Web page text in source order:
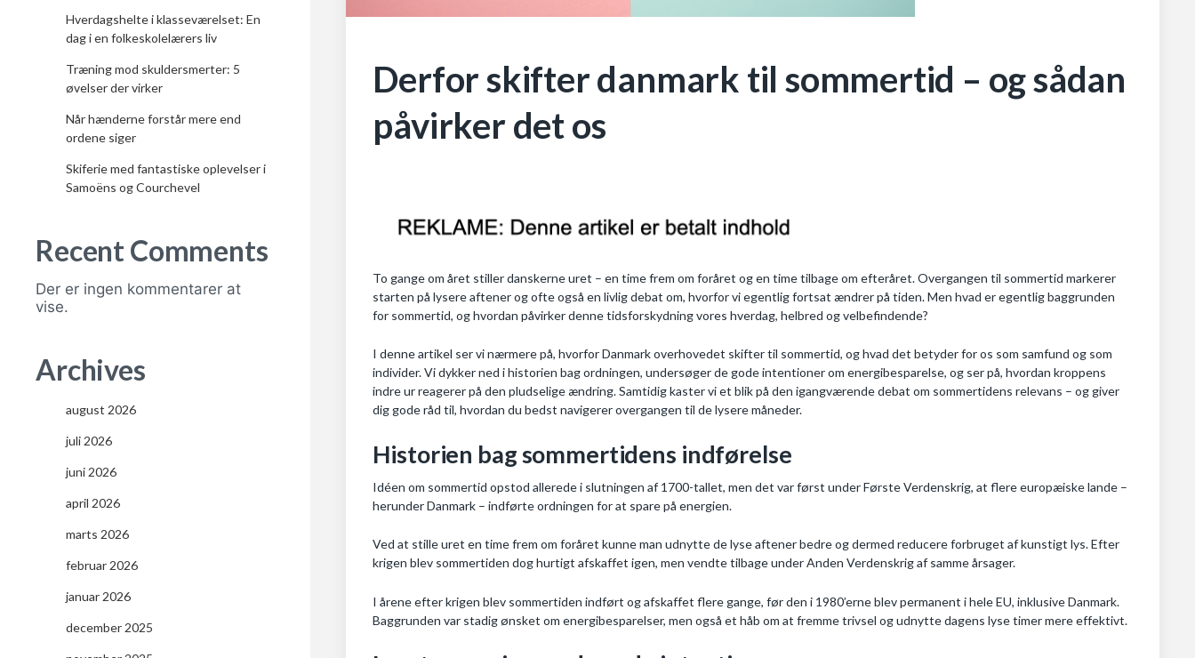
Hverdagshelte i klasseværelset: En
dag i en folkeskolelærers liv
Træning mod skuldersmerter: 5
øvelser der virker
Når hænderne forstår mere end
ordene siger
Skiferie med fantastiske oplevelser i
Samoëns og Courchevel
Recent Comments
Der er ingen kommentarer at
vise.
Archives
august 2026
juli 2026
juni 2026
april 2026
marts 2026
februar 2026
januar 2026
december 2025
Derfor skifter danmark til sommertid – og sådan
påvirker det os
To gange om året stiller danskerne uret – en time frem om foråret og en time tilbage om efteråret. Overgangen til sommertid markerer
starten på lysere aftener og ofte også en livlig debat om, hvorfor vi egentlig fortsat ændrer på tiden. Men hvad er egentlig baggrunden
for sommertid, og hvordan påvirker denne tidsforskydning vores hverdag, helbred og velbefindende?
I denne artikel ser vi nærmere på, hvorfor Danmark overhovedet skifter til sommertid, og hvad det betyder for os som samfund og som
individer. Vi dykker ned i historien bag ordningen, undersøger de gode intentioner om energibesparelse, og ser på, hvordan kroppens
indre ur reagerer på den pludselige ændring. Samtidig kaster vi et blik på den igangværende debat om sommertidens relevans – og giver
dig gode råd til, hvordan du bedst navigerer overgangen til de lysere måneder.
Historien bag sommertidens indførelse
Idéen om sommertid opstod allerede i slutningen af 1700-tallet, men det var først under Første Verdenskrig, at flere europæiske lande –
herunder Danmark – indførte ordningen for at spare på energien.
Ved at stille uret en time frem om foråret kunne man udnytte de lyse aftener bedre og dermed reducere forbruget af kunstigt lys. Efter
krigen blev sommertiden dog hurtigt afskaffet igen, men vendte tilbage under Anden Verdenskrig af samme årsager.
I årene efter krigen blev sommertiden indført og afskaffet flere gange, før den i 1980’erne blev permanent i hele EU, inklusive Danmark.
Baggrunden var stadig ønsket om energibesparelser, men også et håb om at fremme trivsel og udnytte dagens lyse timer mere effektivt.